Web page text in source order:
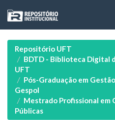
navigation
Repositório UFT
BDTD - Biblioteca Digital
UFT
Pós-Graduação em
Gespol
Mestrado Profissional em
Públicas